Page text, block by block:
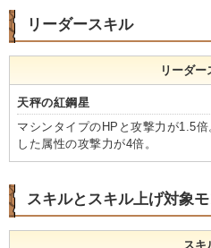
リーダースキル
リーダー
天秤の紅鋼星
マシンタイプのHPと攻撃力が1.5
した属性の攻撃力が4倍。
スキルとスキル上げ対象
スキ